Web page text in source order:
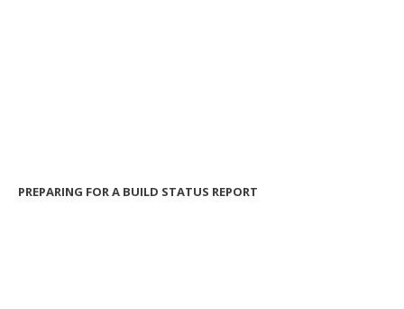
PREPARING FOR A BUILD STATUS REPORT